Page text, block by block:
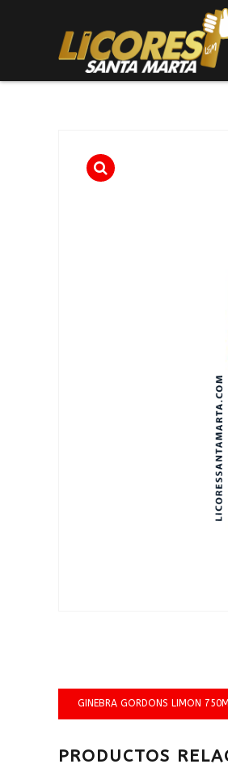
GINEBRA GORDONS LIMON
PRODUCTOS